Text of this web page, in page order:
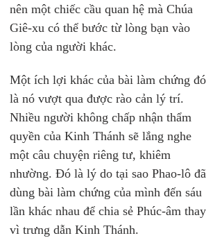
nên một chiếc cầu quan hệ mà Chúa
Giê-xu có thể bước từ lòng bạn vào
lòng của người khác.
Một ích lợi khác của bài làm chứng đó
là nó vượt qua được rào cản lý trí.
Nhiều người không chấp nhận thẩm
quyền của Kinh Thánh sẽ lắng nghe
một câu chuyện riêng tư, khiêm
nhường. Đó là lý do tại sao Phao-lô đã
dùng bài làm chứng của mình đến sáu
lần khác nhau để chia sẻ Phúc-âm thay
vì trưng dẫn Kinh Thánh.